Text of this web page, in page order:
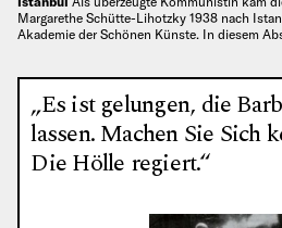
Margarethe Schütte-Lihotzky 1938 nach
Akademie der Schönen Künste. In diesem
„Es ist gelungen, die
lassen. Machen Sie Sich
Die Hölle regiert.“